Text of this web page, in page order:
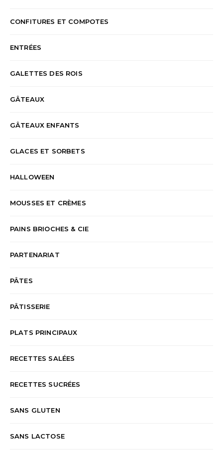
CONFITURES ET COMPOTES
ENTRÉES
GALETTES DES ROIS
GÂTEAUX
GÂTEAUX ENFANTS
GLACES ET SORBETS
HALLOWEEN
MOUSSES ET CRÈMES
PAINS BRIOCHES & CIE
PARTENARIAT
PÂTES
PÂTISSERIE
PLATS PRINCIPAUX
RECETTES SALÉES
RECETTES SUCRÉES
SANS GLUTEN
SANS LACTOSE